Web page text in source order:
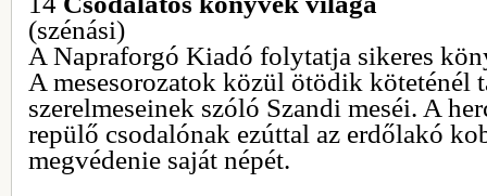
(szénási)
A Napraforgó Kiadó folytatja sikeres
A mesesorozatok közül ötödik köteténél
szerelmeseinek szóló Szandi meséi. A
repülő csodalónak ezúttal az erdőlakó
megvédenie saját népét.